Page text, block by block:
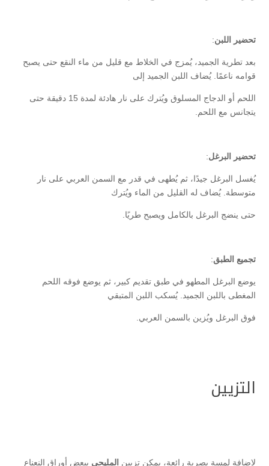
تحضير اللبن:
بعد تطرية الجميد، يُمزج في الخلاط مع قليل من ماء النقع حتى يصبح
قوامه ناعمًا. يُضاف اللبن الجميد إلى
اللحم أو الدجاج المسلوق ويُترك على نار هادئة لمدة 15 دقيقة حتى
يتجانس مع اللحم.
تحضير البرغل:
يُغسل البرغل جيدًا، ثم يُطهى في قدر مع السمن العربي على نار
متوسطة. يُضاف له القليل من الماء ويُترك
حتى ينضج البرغل بالكامل ويصبح طريًا.
تجميع الطبق:
يوضع البرغل المطهو في طبق تقديم كبير، ثم يوضع فوقه اللحم
المغطى باللبن الجميد. يُسكب اللبن المتبقي
فوق البرغل ويُزين بالسمن العربي.
التزيين
لإضافة لمسة بصرية رائعة، يمكن تزيين المليحي ببعض أوراق النعناع